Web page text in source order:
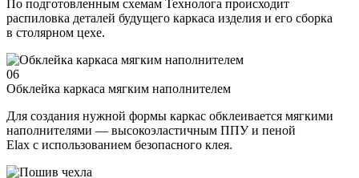
По подготовленным схемам Технолога происходит
распиловка деталей будущего каркаса изделия и его сборка
в столярном цехе.
06
Обклейка каркаса мягким наполнителем
Для создания нужной формы каркас обклеивается мягкими
наполнителями — высокоэластичным ППУ и пеной
Elax с использованием безопасного клея.